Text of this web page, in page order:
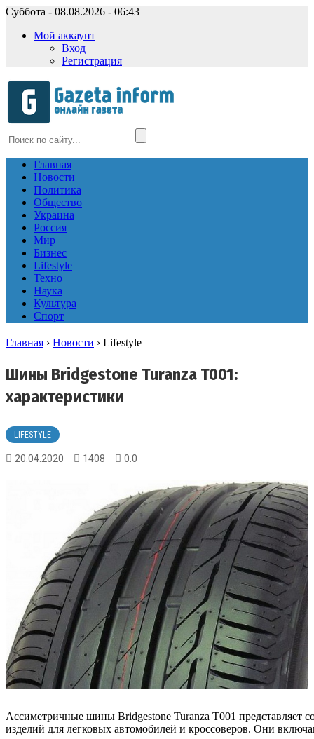
Суббота - 08.08.2026 - 06:43
Мой аккаунт
Вход
Регистрация
Главная
Новости
Политика
Общество
Украина
Россия
Мир
Бизнес
Lifestyle
Техно
Наука
Культура
Спорт
Главная › Новости › Lifestyle
Шины Bridgestone Turanza T001:
характеристики
LIFESTYLE
20.04.2020 1408 0.0
Ассиметричные шины Bridgestone Turanza T001 представляет
изделий для легковых автомобилей и кроссоверов. Они